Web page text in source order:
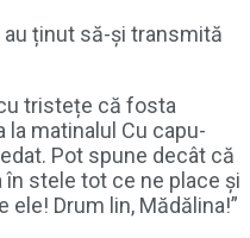
au ținut să-și transmită
tristețe că fosta
la matinalul Cu capu-
Pot spune decât că
în stele tot ce ne place și
Drum lin, Mădălina!”